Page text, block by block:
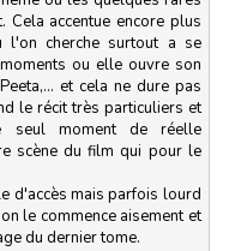
Cela accentue encore plus
l'on cherche surtout a se
ou elle ouvre son
et cela ne dure pas
le récit très particuliers et
seul moment de réelle
scène du film qui pour le
d'accès mais parfois lourd
le commence aisement et
du dernier tome.